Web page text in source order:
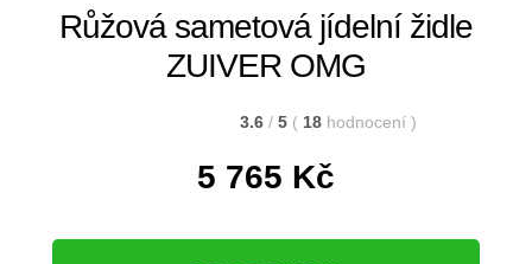
Růžová sametová jídelní židle
ZUIVER OMG
3.6 / 5 ( 18 hodnocení )
5 765 Kč